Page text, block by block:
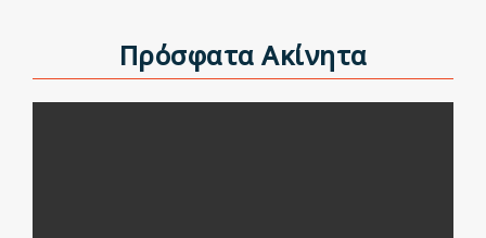
Πρόσφατα Ακίνητα